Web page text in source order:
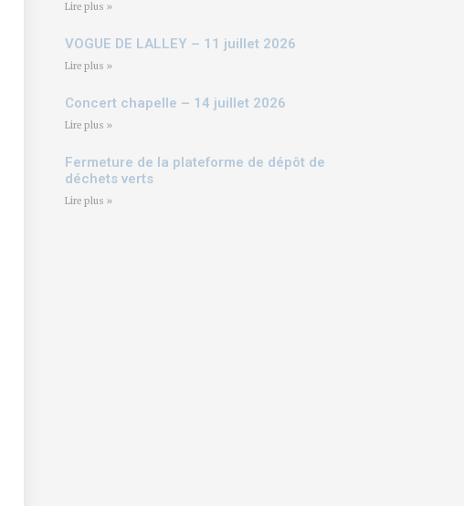
Lire plus »
VOGUE DE LALLEY – 11 juillet 2026
Lire plus »
Concert chapelle – 14 juillet 2026
Lire plus »
Fermeture de la plateforme de dépôt de
déchets verts
Lire plus »